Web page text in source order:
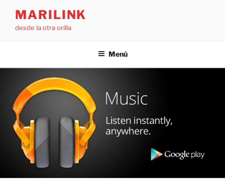
contenido
MARILINK
desde la otra orilla
Menú